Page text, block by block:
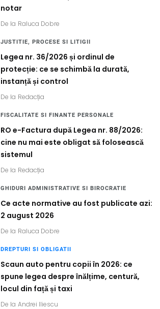
notar
De la Raluca Dobre
JUSTITIE, PROCESE SI LITIGII
Legea nr. 36/2026 și ordinul de
protecție: ce se schimbă la durată,
instanță și control
De la Redacția
FISCALITATE SI FINANTE PERSONALE
RO e-Factura după Legea nr. 88/2026:
cine nu mai este obligat să folosească
sistemul
De la Redacția
GHIDURI ADMINISTRATIVE SI BIROCRATIE
Ce acte normative au fost publicate azi:
2 august 2026
De la Raluca Dobre
DREPTURI SI OBLIGATII
Scaun auto pentru copii în 2026: ce
spune legea despre înălțime, centură,
locul din față și taxi
De la Andrei Iliescu